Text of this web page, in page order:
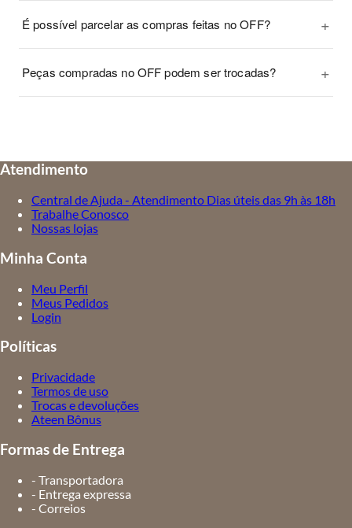
É possível parcelar as compras feitas no OFF? +
Peças compradas no OFF podem ser trocadas? +
Atendimento
Central de Ajuda - Atendimento Dias úteis das 9h às 18h
Trabalhe Conosco
Nossas lojas
Minha Conta
Meu Perfil
Meus Pedidos
Login
Políticas
Privacidade
Termos de uso
Trocas e devoluções
Ateen Bônus
Formas de Entrega
- Transportadora
- Entrega expressa
- Correios